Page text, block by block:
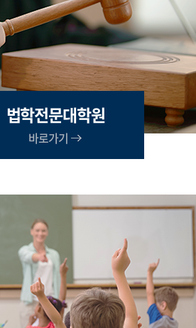
법학전문대학원
바로가기